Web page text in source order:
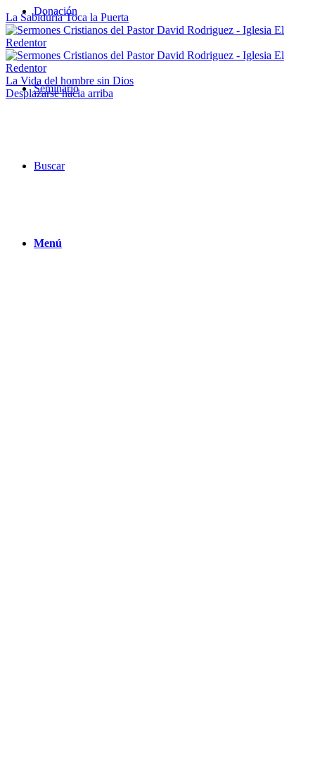
Donación
Seminario
Buscar
Menú
La Sabiduría Toca la Puerta
La Vida del hombre sin Dios
Desplazarse hacia arriba